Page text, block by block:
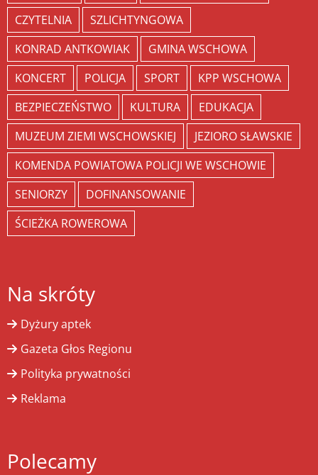
CZYTELNIA
SZLICHTYNGOWA
KONRAD ANTKOWIAK
GMINA WSCHOWA
KONCERT
POLICJA SPORT
KPP WSCHOWA
BEZPIECZEŃSTWO
KULTURA
EDUKACJA
MUZEUM ZIEMI WSCHOWSKIEJ
JEZIORO SŁAWSKIE
KOMENDA POWIATOWA POLICJI WE WSCHOWIE
SENIORZY
DOFINANSOWANIE
ŚCIEŻKA ROWEROWA
Na skróty
Dyżury aptek
Gazeta Głos Regionu
Polityka prywatności
Reklama
Polecamy